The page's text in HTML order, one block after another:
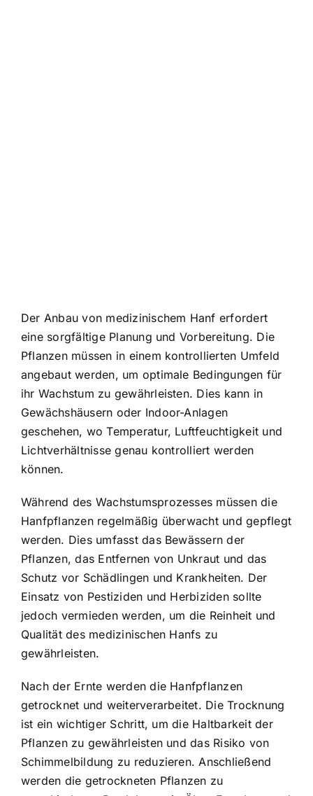
Der Anbau von medizinischem Hanf erfordert
eine sorgfältige Planung und Vorbereitung. Die
Pflanzen müssen in einem kontrollierten Umfeld
angebaut werden, um optimale Bedingungen für
ihr Wachstum zu gewährleisten. Dies kann in
Gewächshäusern oder Indoor-Anlagen
geschehen, wo Temperatur, Luftfeuchtigkeit und
Lichtverhältnisse genau kontrolliert werden
können.
Während des Wachstumsprozesses müssen die
Hanfpflanzen regelmäßig überwacht und gepflegt
werden. Dies umfasst das Bewässern der
Pflanzen, das Entfernen von Unkraut und das
Schutz vor Schädlingen und Krankheiten. Der
Einsatz von Pestiziden und Herbiziden sollte
jedoch vermieden werden, um die Reinheit und
Qualität des medizinischen Hanfs zu
gewährleisten.
Nach der Ernte werden die Hanfpflanzen
getrocknet und weiterverarbeitet. Die Trocknung
ist ein wichtiger Schritt, um die Haltbarkeit der
Pflanzen zu gewährleisten und das Risiko von
Schimmelbildung zu reduzieren. Anschließend
werden die getrockneten Pflanzen zu